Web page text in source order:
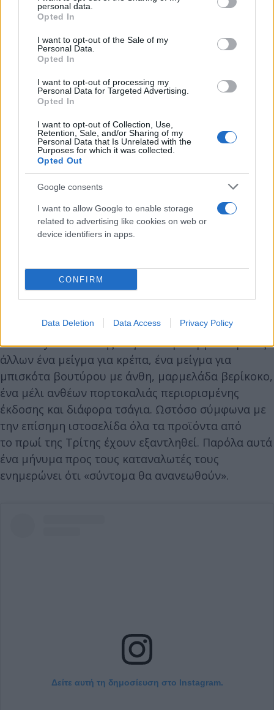
grant or deny consent to Google and its third-party tags to
use your data for below specified purposes in below Google
consent section.
personal data.
Opted In
I want to opt-out of the Sale of my
Personal Data.
Opted In
I want to opt-out of processing my
Personal Data for Targeted Advertising.
Opted In
I want to opt-out of Collection, Use,
Retention, Sale, and/or Sharing of my
Personal Data that Is Unrelated with the
Purposes for which it was collected.
Opted Out
Google consents
I want to allow Google to enable storage
related to advertising like cookies on web or
device identifiers in apps.
CONFIRM
Data Deletion Data Access Privacy Policy
Το lifestyle brand της Μέγκαν περιλαμβάνει μεταξύ
άλλων ένα μείγμα για κρέπα, ένα μείγμα για
μπισκότα βουτύρου με άνθη, μαρμελάδα βερίκοκο,
ένα μέλι ανθέων πορτοκαλιάς περιορισμένης
έκδοσης και διάφορα τσάγια. Ωστόσο σύμφωνα με
την επίσημη ιστοσελίδα όλα τα προϊόντα από
το πρωί της Τρίτης έχουν εξαντληθεί. Παρόλα αυτά
ένα μήνυμα προς τους καταναλωτές τους
ενημερώνει ότι «σύντομα θα ανανεωθούν».
Δείτε αυτή τη δημοσίευση στο Instagram.